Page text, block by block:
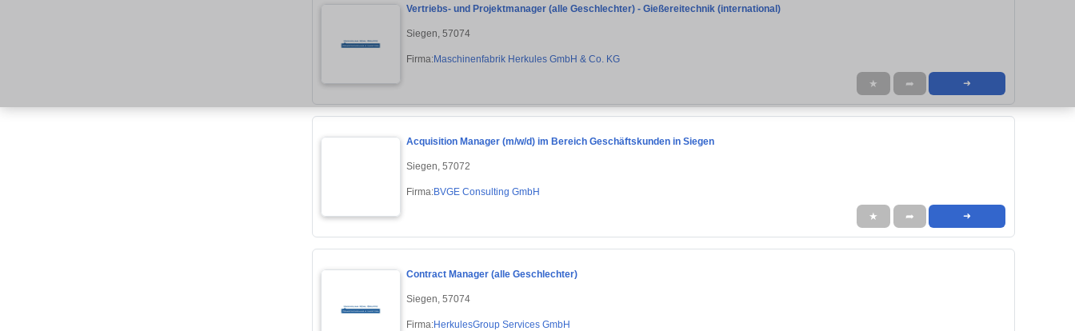
Vertriebs- und Projektmanager (alle Geschlechter) - Gießereitechnik (international)
Siegen, 57074
Firma:Maschinenfabrik Herkules GmbH & Co. KG
★ ➦ ➜
Acquisition Manager (m/w/d) im Bereich Geschäftskunden in Siegen
Siegen, 57072
Firma:BVGE Consulting GmbH
★ ➦ ➜
Contract Manager (alle Geschlechter)
Siegen, 57074
Firma:HerkulesGroup Services GmbH